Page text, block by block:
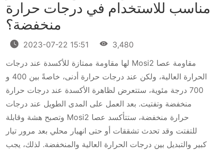
مناسب للاستخدام في درجات حرارة
منخفضة؟
2023-07-22 15:51
3,480
مقاومة عصا Mosi2 لها مقاومة ممتازة للأكسدة عند درجات
الحرارة العالية، ولكن عند درجات حرارة أدنى، خاصةً بين 400 و
700 درجة مئوية، ستتعرض لظاهرة الأكسدة عند درجات حرارة
منخفضة وتفتيت. بعد العمل على المدى الطويل عند درجات
حرارة منخفضة، ستتأكسد عصا Mosi2 وتصبح هشة وقابلة
للتفتت وقد تحدث تشققات أو حتى انهيار محلي بعد مرور تيار
كبير والتبديل بين درجات الحرارة العالية والمنخفضة. لذلك، يجب